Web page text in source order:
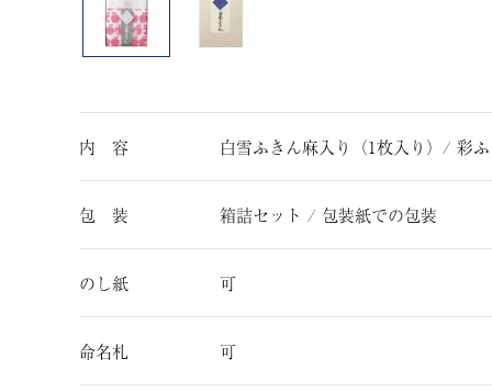
内 容 白雪ふきん麻入り（1枚入り）/ 彩
包 装 箱詰セット / 包装紙での包装
のし紙 可
命名札 可